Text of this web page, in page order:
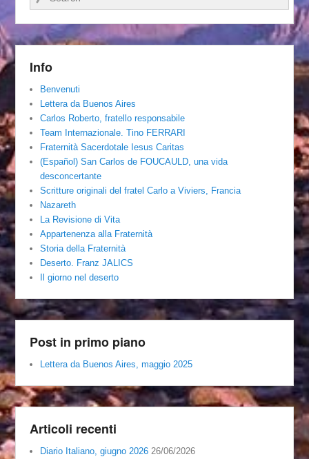
Info
Benvenuti
Lettera da Buenos Aires
Carlos Roberto, fratello responsabile
Team Internazionale. Tino FERRARI
Fraternità Sacerdotale Iesus Caritas
(Español) San Carlos de FOUCAULD, una vida
desconcertante
Scritture originali del fratel Carlo a Viviers, Francia
Nazareth
La Revisione di Vita
Appartenenza alla Fraternità
Storia della Fraternità
Deserto. Franz JALICS
Il giorno nel deserto
Post in primo piano
Lettera da Buenos Aires, maggio 2025
Articoli recenti
Diario Italiano, giugno 2026 26/06/2026